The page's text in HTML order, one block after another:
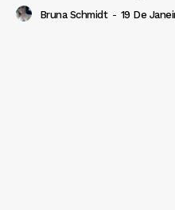
Bruna Schmidt - 19 De